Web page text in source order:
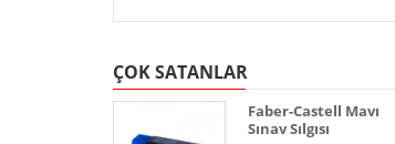
Okul Gereçleri [4]
Oyuncak [7]
Sanatsal [4]
ÇOK SATANLAR
Faber-Castell Mavı
Sınav Sılgısı